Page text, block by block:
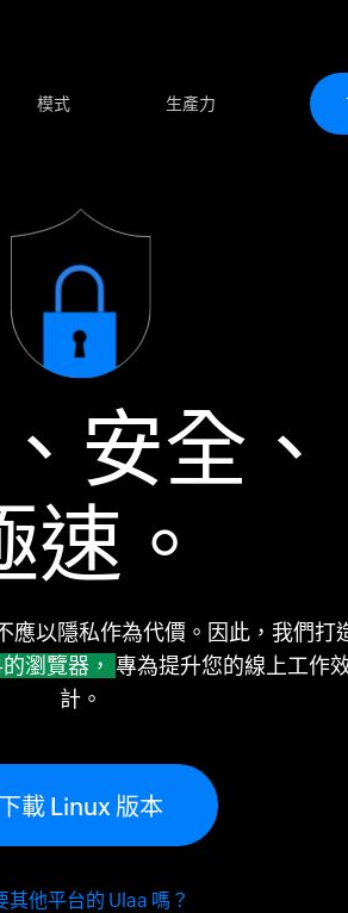
模式 生產力
安全、
速。
應以隱私作為代價。因此，我們打
瀏覽器， 專為提升您的線上工作
計。
下載 Linux 版本
其他平台的 Ulaa 嗎？